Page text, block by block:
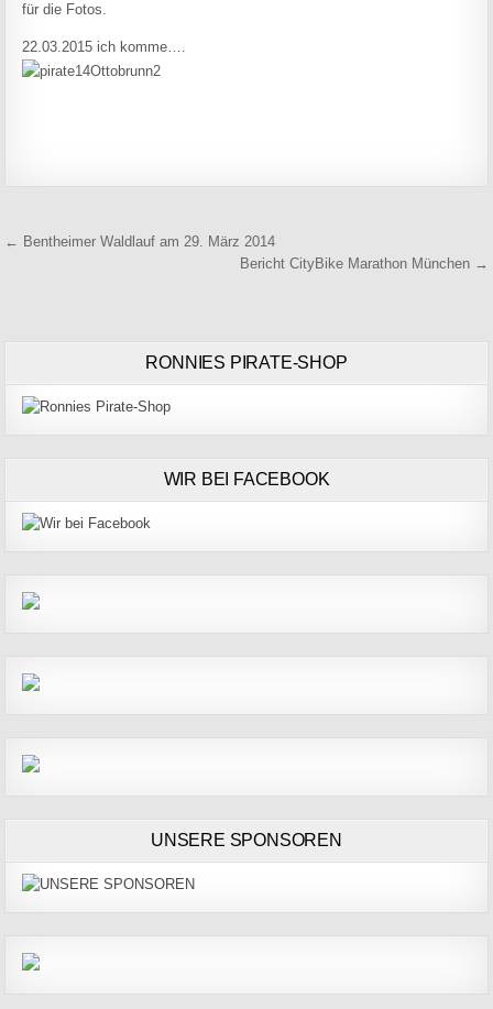
für die Fotos.
22.03.2015 ich komme….
Beitragsnavigation
← Bentheimer Waldlauf am 29. März 2014
Bericht CityBike Marathon München →
RONNIES PIRATE-SHOP
WIR BEI FACEBOOK
UNSERE SPONSOREN